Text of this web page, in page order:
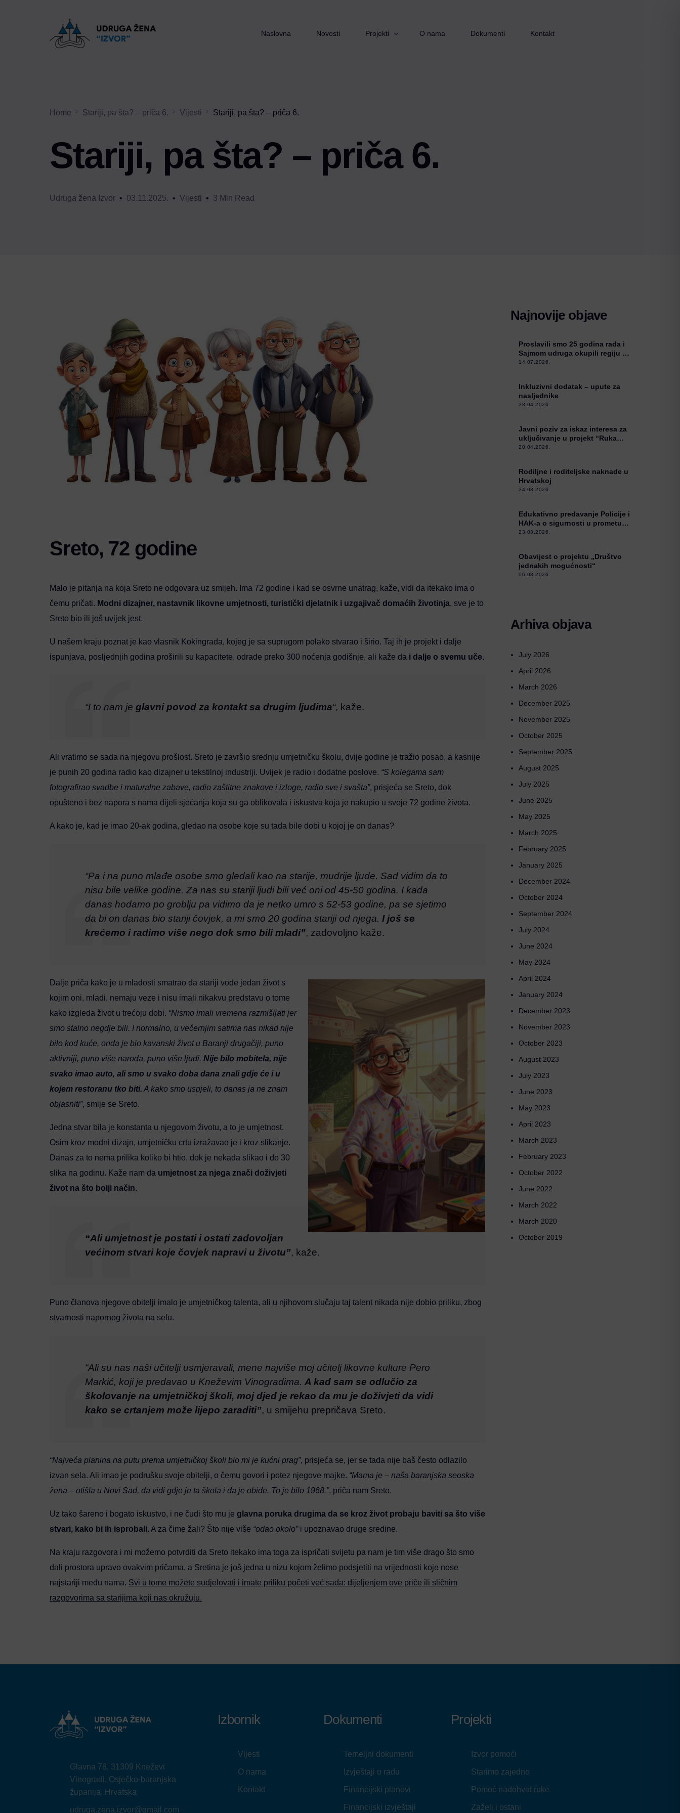
Naslovna Novosti Projekti
Zaželi
Ruka podrške
O nama Dokumenti Kontakt
Home Stariji, pa šta? – priča 6. Vijesti Stariji, pa šta? – priča 6.
Stariji, pa šta? – priča 6.
Udruga žena Izvor 03.11.2025. Vijesti 3 Min Read
Sreto, 72 godine
Malo je pitanja na koja Sreto ne odgovara uz smijeh. Ima 72 godine i kad se osvrne unatrag, kaže, vidi da itekako ima o
čemu pričati. Modni dizajner, nastavnik likovne umjetnosti, turistički djelatnik i uzgajivač domaćih životinja, sve je to
Sreto bio ili još uvijek jest.
U našem kraju poznat je kao vlasnik Kokingrada, kojeg je sa suprugom polako stvarao i širio. Taj ih je projekt i dalje
ispunjava, posljednjih godina proširili su kapacitete, odrade preko 300 noćenja godišnje, ali kaže da i dalje o svemu uče.
“I to nam je glavni povod za kontakt sa drugim ljudima“, kaže.
Ali vratimo se sada na njegovu prošlost. Sreto je završio srednju umjetničku školu, dvije godine je tražio posao, a kasnije
je punih 20 godina radio kao dizajner u tekstilnoj industriji. Uvijek je radio i dodatne poslove. “S kolegama sam
fotografirao svadbe i maturalne zabave, radio zaštitne znakove i izloge, radio sve i svašta”, prisjeća se Sreto, dok
opušteno i bez napora s nama dijeli sjećanja koja su ga oblikovala i iskustva koja je nakupio u svoje 72 godine života.
A kako je, kad je imao 20-ak godina, gledao na osobe koje su tada bile dobi u kojoj je on danas?
“Pa i na puno mlađe osobe smo gledali kao na starije, mudrije ljude. Sad vidim da to
nisu bile velike godine. Za nas su stariji ljudi bili već oni od 45-50 godina. I kada
danas hodamo po groblju pa vidimo da je netko umro s 52-53 godine, pa se sjetimo
da bi on danas bio stariji čovjek, a mi smo 20 godina stariji od njega. I još se
krećemo i radimo više nego dok smo bili mladi”, zadovoljno kaže.
Dalje priča kako je u mladosti smatrao da stariji vode jedan život s
kojim oni, mladi, nemaju veze i nisu imali nikakvu predstavu o tome
kako izgleda život u trećoju dobi. “Nismo imali vremena razmišljati jer
smo stalno negdje bili. I normalno, u večernjim satima nas nikad nije
bilo kod kuće, onda je bio kavanski život u Baranji drugačiji, puno
aktivniji, puno više naroda, puno više ljudi. Nije bilo mobitela, nije
svako imao auto, ali smo u svako doba dana znali gdje će i u
kojem restoranu tko biti. A kako smo uspjeli, to danas ja ne znam
objasniti”, smije se Sreto.
Jedna stvar bila je konstanta u njegovom životu, a to je umjetnost.
Osim kroz modni dizajn, umjetničku crtu izražavao je i kroz slikanje.
Danas za to nema prilika koliko bi htio, dok je nekada slikao i do 30
slika na godinu. Kaže nam da umjetnost za njega znači doživjeti
život na što bolji način.
“Ali umjetnost je postati i ostati zadovoljan
većinom stvari koje čovjek napravi u životu”, kaže.
Puno članova njegove obitelji imalo je umjetničkog talenta, ali u njihovom slučaju taj talent nikada nije dobio priliku, zbog
stvarnosti napornog života na selu.
“Ali su nas naši učitelji usmjeravali, mene najviše moj učitelj likovne kulture Pero
Markić, koji je predavao u Kneževim Vinogradima. A kad sam se odlučio za
školovanje na umjetničkoj školi, moj djed je rekao da mu je doživjeti da vidi
kako se crtanjem može lijepo zaraditi”, u smijehu prepričava Sreto.
“Najveća planina na putu prema umjetničkoj školi bio mi je kućni prag”, prisjeća se, jer se tada nije baš često odlazilo
izvan sela. Ali imao je podrušku svoje obitelji, o čemu govori i potez njegove majke. “Mama je – naša baranjska seoska
žena – otišla u Novi Sad, da vidi gdje je ta škola i da je obiđe. To je bilo 1968.”, priča nam Sreto.
Uz tako šareno i bogato iskustvo, i ne čudi što mu je glavna poruka drugima da se kroz život probaju baviti sa što više
stvari, kako bi ih isprobali. A za čime žali? Što nije više “odao okolo”i upoznavao druge sredine.
Na kraju razgovora i mi možemo potvrditi da Sreto itekako ima toga za ispričati svijetu pa nam je tim više drago što smo
dali prostora upravo ovakvim pričama, a Sretina je još jedna u nizu kojom želimo podsjetiti na vrijednosti koje nose
najstariji među nama. Svi u tome možete sudjelovati i imate priliku početi već sada: dijeljenjem ove priče ili sličnim
razgovorima sa starijima koji nas okružuju.
Najnovije objave
Proslavili smo 25 godina rada i
Sajmom udruga okupili regiju u
Kneževim Vinogradima
14.07.2026.
Inkluzivni dodatak – upute za
nasljednike
28.04.2026.
Javni poziv za iskaz interesa za
uključivanje u projekt “Ruka
podrške”
20.04.2026.
Rodiljne i roditeljske naknade u
Hrvatskoj
24.03.2026.
Edukativno predavanje Policije i
HAK-a o sigurnosti u prometu
starijim osobama u Kneževim
23.03.2026.
Obavijest o projektu „Društvo
jednakih mogućnosti“
06.03.2026.
Arhiva objava
July 2026
April 2026
March 2026
December 2025
November 2025
October 2025
September 2025
August 2025
July 2025
June 2025
May 2025
March 2025
February 2025
January 2025
December 2024
October 2024
September 2024
July 2024
June 2024
May 2024
April 2024
January 2024
December 2023
November 2023
October 2023
August 2023
July 2023
June 2023
May 2023
April 2023
March 2023
February 2023
October 2022
June 2022
March 2022
March 2020
October 2019
Glavna 78, 31309 Kneževi
Vinogradi, Osječko-baranjska
županija, Hrvatska
udruga.zena.izvor@gmail.com
Izbornik
Vijesti
O nama
Kontakt
Dokumenti
Temeljni dokumenti
Izvještaji o radu
Financijski planovi
Financijski izvještaji
Projekti
Izvor pomoći
Starimo zajedno
Pomoć nadohvat ruke
Zaželi i ostani